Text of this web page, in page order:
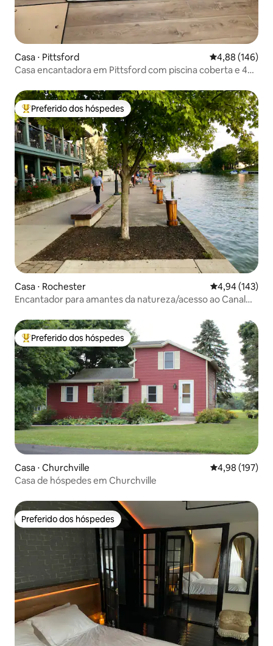
Casa ⋅ Pittsford 4,88 de uma
4,88 (146)
Casa encantadora em Pittsford com piscina coberta e 4
Entre os melhores preferidos dos hóspedes
Preferido dos hóspedes
Casa ⋅ Rochester 4,94 de uma
4,94 (143)
Encantador para amantes da natureza/acesso ao Canal
Entre os melhores preferidos dos hóspedes
Preferido dos hóspedes
Casa ⋅ Churchville 4,98 de uma
4,98 (197)
Casa de hóspedes em Churchville
Preferido dos hóspedes
Preferido dos hóspedes